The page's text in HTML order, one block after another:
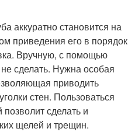
аккуратно становится на
приведения его в порядок
Вручную, с помощью
сделать. Нужна особая
приводить
стен. Пользоваться
сделать и
щелей и трещин.